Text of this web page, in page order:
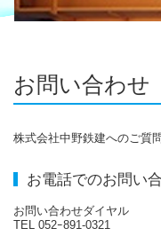
お問い合わせ
株式会社中野鉄建へのご質
お電話でのお問い
お問い合わせダイヤル
TEL 052ｰ891-0321